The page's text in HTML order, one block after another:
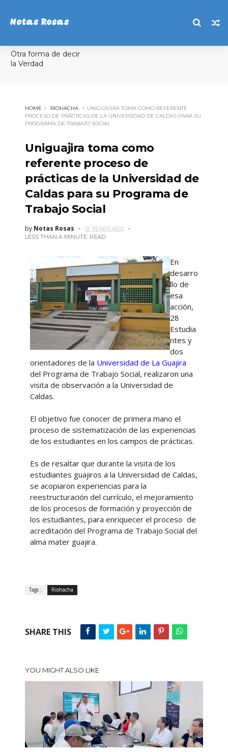
Notas Rosas
Otra forma de decir
la Verdad
HOME RIOHACHA
UNIGUAJIRA TOMA COMO REFERENTE
PROCESO DE PRÁCTICAS DE LA UNIVERSIDAD DE CALDAS PARA SU
PROGRAMA DE TRABAJO SOCIAL
Uniguajira toma como
referente proceso de
prácticas de la Universidad de
Caldas para su Programa de
Trabajo Social
by Notas Rosas
12 YEARS AGO
LESS THAN A MINUTE READ
En
desarro
llo de
esa
acción,
28
Estudia
ntes y
dos
orientadores de la Universidad de La Guajira
del Programa de Trabajo Social, realizaron una
visita de observación a la Universidad de
Caldas.
El objetivo fue conocer de primera mano el
proceso de sistematización de las experiencias
de los estudiantes en los campos de prácticas.
Es de resaltar que durante la visita de los
estudiantes guajiros a la Universidad de Caldas,
se acopiaron experiencias para la
reestructuración del currículo, el mejoramiento
de los procesos de formación y proyección de
los estudiantes, para enriquecer el proceso de
acreditación del Programa de Trabajo Social del
alma mater guajira.
Tags : Riohacha
SHARE THIS
YOU MIGHT ALSO LIKE